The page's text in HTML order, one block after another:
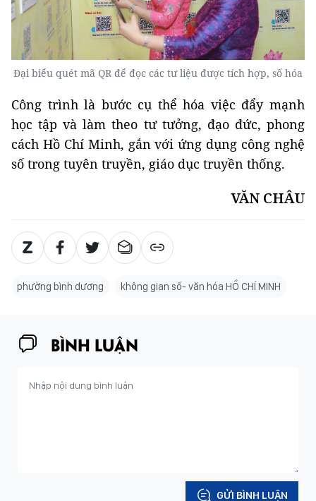
Đại biểu quét mã QR để đọc các tư liệu được tích hợp, số hóa
Công trình là bước cụ thể hóa việc đẩy mạnh
học tập và làm theo tư tưởng, đạo đức, phong
cách Hồ Chí Minh, gắn với ứng dụng công nghệ
số trong tuyên truyền, giáo dục truyền thống.
VĂN CHÂU
phường bình dương không gian số- văn hóa HỒ CHÍ MINH
BÌNH LUẬN
GỬI BÌNH LUẬN